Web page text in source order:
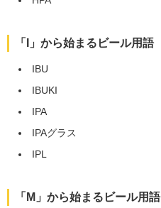
「I」から始まるビール用語
IBU
IBUKI
IPA
IPAグラス
IPL
「M」から始まるビール用語